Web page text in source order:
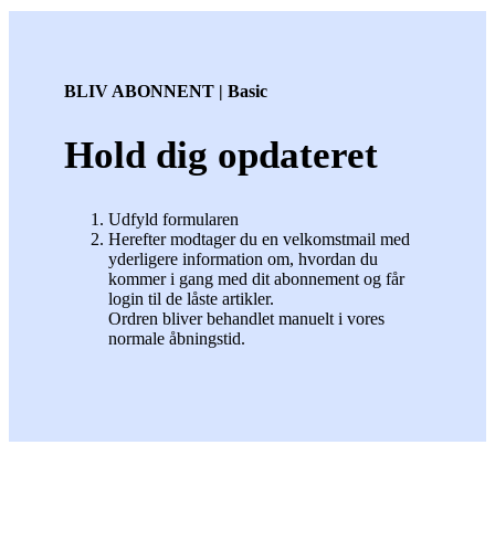
BLIV ABONNENT | Basic
Hold dig opdateret
Udfyld formularen
Herefter modtager du en velkomstmail med
yderligere information om, hvordan du
kommer i gang med dit abonnement og får
login til de låste artikler.
Ordren bliver behandlet manuelt i vores
normale åbningstid.